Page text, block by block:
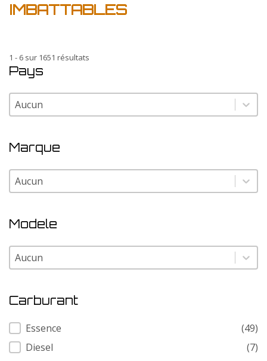
IMBATTABLES
1 - 6 sur 1651 résultats
Pays
Pays
Pays
Marque
Marque
Marque
Modele
Modele
Modele
Carburant
Carburant
Essence
(49)
Diesel
(7)